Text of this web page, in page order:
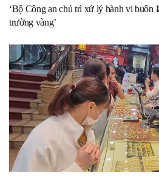
‘Bộ Công an chủ trì xử lý hành vi buôn
trường vàng’